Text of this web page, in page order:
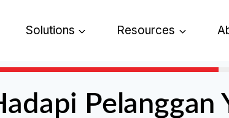
Solutions Resources
Pelanggan